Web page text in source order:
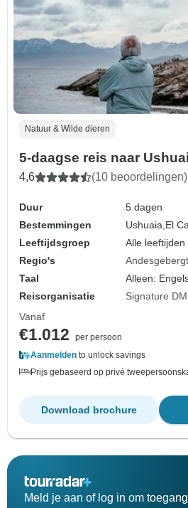
Natuur & Wilde dieren
5-daagse reis naar
4,6 (10 beoordelingen)
Duur
5 dagen
Bestemmingen
Ushuaia, El
Leeftijdsgroep
Alle leeftijden
Regio's
Taal
Alleen:
Reisorganisatie
Signature
Vanaf
€1.012
per persoon
Aanmelden to unlock savings
Prijs gebaseerd op privé
Download brochure
Meld je aan of log in om